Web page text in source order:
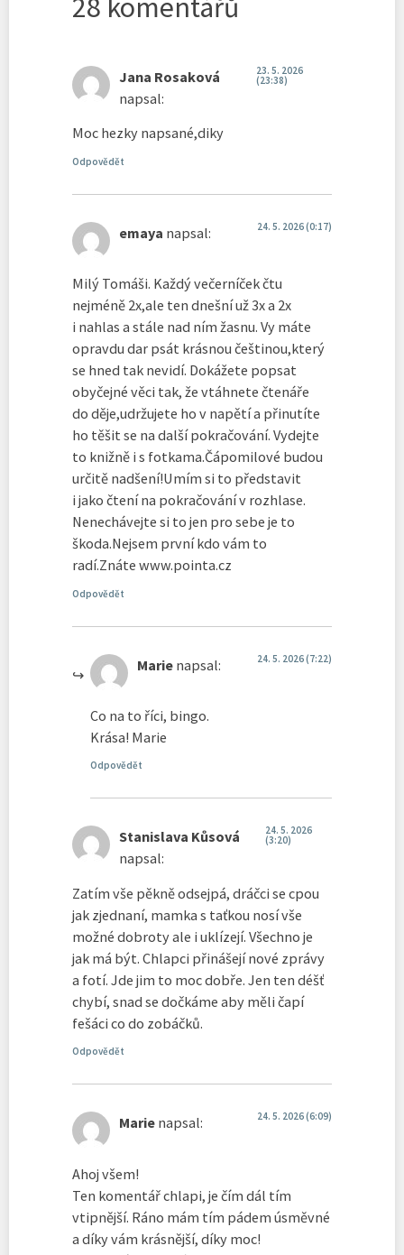
28 komentářů
Jana Rosaková
napsal:
23. 5. 2026
(23:38)
Moc hezky napsané,diky
Odpovědět
emaya napsal: 24. 5. 2026 (0:17)
Milý Tomáši. Každý večerníček čtu
nejméně 2x,ale ten dnešní už 3x a 2x
i nahlas a stále nad ním žasnu. Vy máte
opravdu dar psát krásnou češtinou,který
se hned tak nevidí. Dokážete popsat
obyčejné věci tak, že vtáhnete čtenáře
do děje,udržujete ho v napětí a přinutíte
ho těšit se na další pokračování. Vydejte
to knižně i s fotkama.Čápomilové budou
určitě nadšení!Umím si to představit
i jako čtení na pokračování v rozhlase.
Nenechávejte si to jen pro sebe je to
škoda.Nejsem první kdo vám to
radí.Znáte www.pointa.cz
Odpovědět
Marie napsal: 24. 5. 2026 (7:22)
Co na to říci, bingo.
Krása! Marie
Odpovědět
Stanislava Kůsová
napsal:
24. 5. 2026
(3:20)
Zatím vše pěkně odsejpá, dráčci se cpou
jak zjednaní, mamka s taťkou nosí vše
možné dobroty ale i uklízejí. Všechno je
jak má být. Chlapci přinášejí nové zprávy
a fotí. Jde jim to moc dobře. Jen ten déšť
chybí, snad se dočkáme aby měli čapí
fešáci co do zobáčků.
Odpovědět
Marie napsal: 24. 5. 2026 (6:09)
Ahoj všem!
Ten komentář chlapi, je čím dál tím
vtipnější. Ráno mám tím pádem úsměvné
a díky vám krásnější, díky moc!